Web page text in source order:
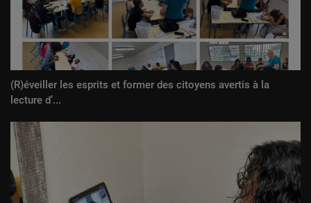
(R)éveiller les esprits et former des citoyens avertis à la
lecture d’...